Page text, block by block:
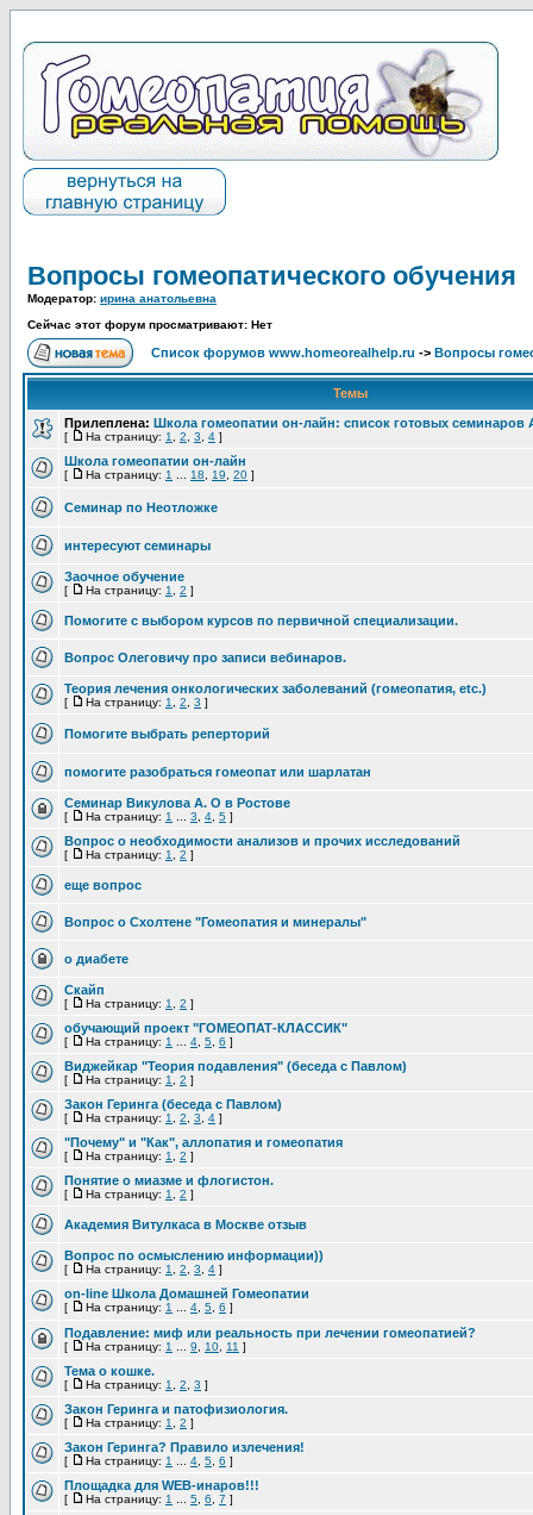
Вопросы гомеопатического обучения
Модератор: ирина анатольевна
Сейчас этот форум просматривают: Нет
Список форумов www.homeorealhelp.ru -> Вопросы
Темы
Прилеплена: Школа гомеопатии он-лайн: список готовых семинаров
[ На страницу: 1 2 3 4 ]
Школа гомеопатии он-лайн
[ На страницу: 1 18 19 20 ]
Семинар по Неотложке
интересуют семинары
Заочное обучение
[ На страницу: 1 2 ]
Помогите с выбором курсов по первичной специализации.
Вопрос Олеговичу про записи вебинаров.
Теория лечения онкологических заболеваний (гомеопатия, etc.)
[ На страницу: 1 2 3 ]
Помогите выбрать реперторий
помогите разобраться гомеопат или шарлатан
Семинар Викулова А. О в Ростове
[ На страницу: 1 3 4 5 ]
Вопрос о необходимости анализов и прочих исследований
[ На страницу: 1 2 ]
еще вопрос
Вопрос о Схолтене "Гомеопатия и минералы"
о диабете
Скайп
[ На страницу: 1 2 ]
обучающий проект "ГОМЕОПАТ-КЛАССИК"
[ На страницу: 1 4 5 6 ]
Виджейкар "Теория подавления" (беседа с Павлом)
[ На страницу: 1 2 ]
Закон Геринга (беседа с Павлом)
[ На страницу: 1 2 3 4 ]
"Почему" и "Как", аллопатия и гомеопатия
[ На страницу: 1 2 ]
Понятие о миазме и флогистон.
[ На страницу: 1 2 ]
Академия Витулкаса в Москве отзыв
Вопрос по осмыслению информации))
[ На страницу: 1 2 3 4 ]
on-line Школа Домашней Гомеопатии
[ На страницу: 1 4 5 6 ]
Подавление: миф или реальность при лечении гомеопатией?
[ На страницу: 1 9 10 11 ]
Тема о кошке.
[ На страницу: 1 2 3 ]
Закон Геринга и патофизиология.
[ На страницу: 1 2 ]
Закон Геринга? Правило излечения!
[ На страницу: 1 4 5 6 ]
Площадка для WEB-инаров!!!
[ На страницу: 1 5 6 7 ]